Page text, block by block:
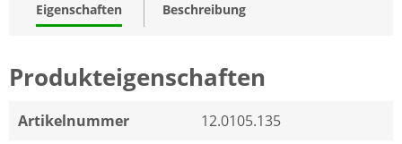
Eigenschaften Beschreibung
Produkteigenschaften
Artikelnummer
12.0105.135